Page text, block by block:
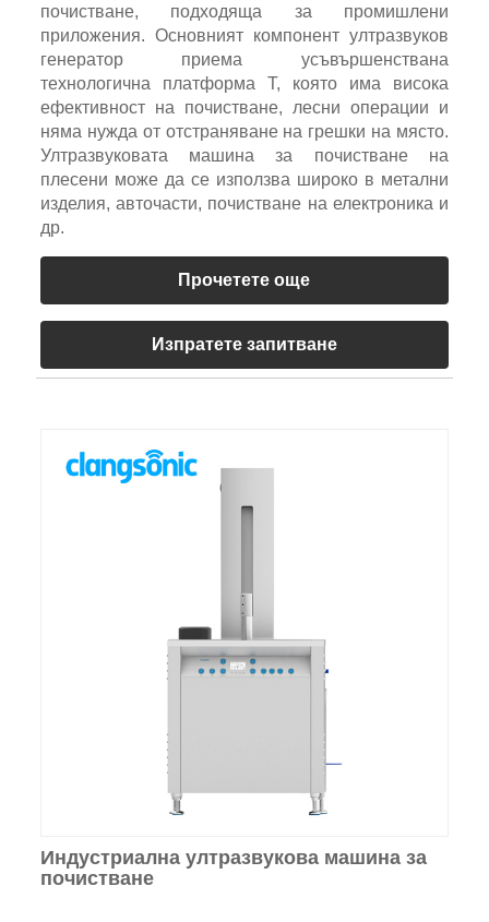
почистване, подходяща за промишлени
приложения. Основният компонент ултразвуков
генератор приема усъвършенствана
технологична платформа T, която има висока
ефективност на почистване, лесни операции и
няма нужда от отстраняване на грешки на място.
Ултразвуковата машина за почистване на
плесени може да се използва широко в метални
изделия, авточасти, почистване на електроника и
др.
Прочетете още
Изпратете запитване
Индустриална ултразвукова машина за
почистване